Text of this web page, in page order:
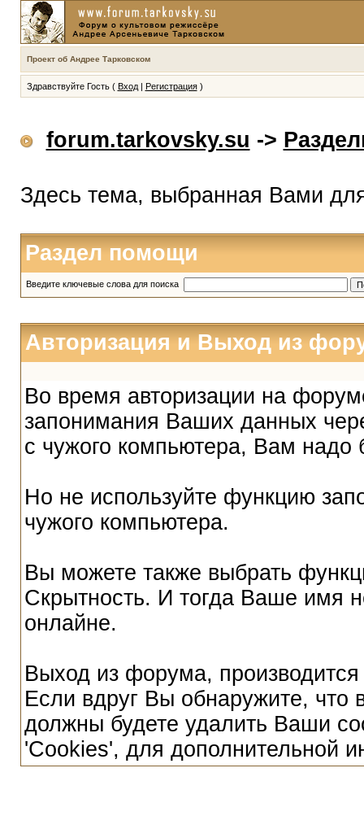
Проект об Андрее Тарковском
Здравствуйте Гость ( Вход| Регистрация)
forum.tarkovsky.su ->
Здесь тема, выбранная Вами
Раздел помощи
Введите ключевые слова для поиска
Авторизация и Выход из
Во время авторизации на
запонимания Ваших данных
с чужого компьютера, Вам надо
Но не используйте функцию
чужого компьютера.
Вы можете также выбрать
Скрытность. И тогда Ваше имя
онлайне.
Выход из форума,
Если вдруг Вы обнаружите,
должны будете удалить Ваши
'Cookies', для дополнительной